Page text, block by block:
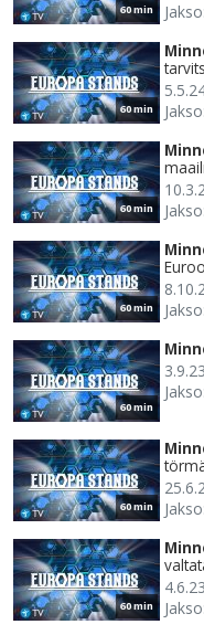
60 min
60 min
60 min
60 min
60 min
60 min
60 min